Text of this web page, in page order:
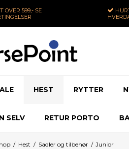
OVER 599,- SE
HEST RYTTER
SELV RETUR PORTO
/ Hest / Sadler og tilbehør / Junior